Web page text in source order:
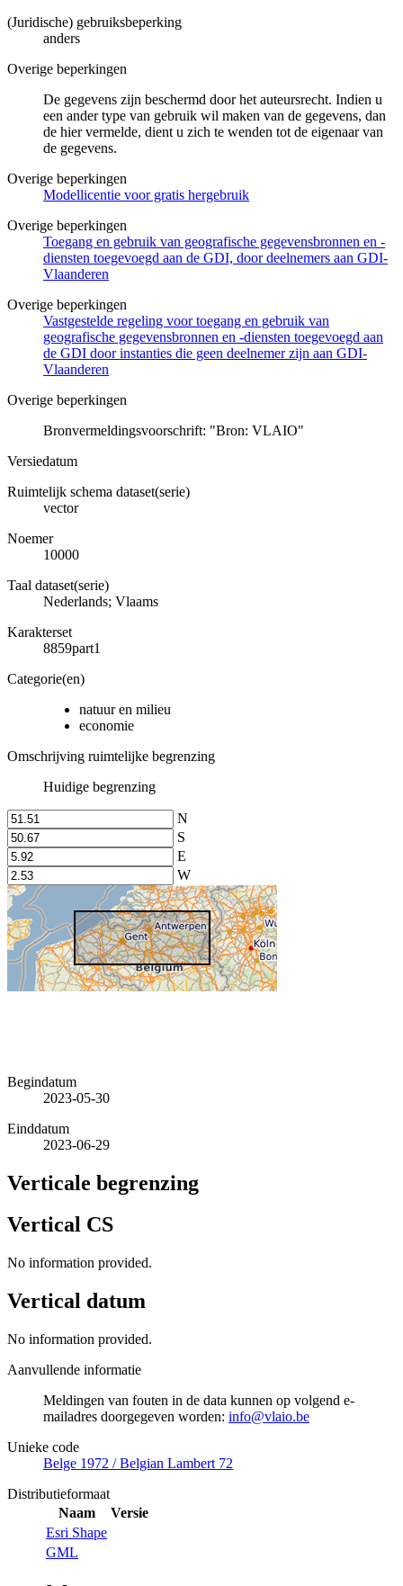
(Juridische) gebruiksbeperking
anders
Overige beperkingen
De gegevens zijn beschermd door het auteursrecht. Indien u
een ander type van gebruik wil maken van de gegevens, dan
de hier vermelde, dient u zich te wenden tot de eigenaar van
de gegevens.
Overige beperkingen
Modellicentie voor gratis hergebruik
Overige beperkingen
Toegang en gebruik van geografische gegevensbronnen en -
diensten toegevoegd aan de GDI, door deelnemers aan GDI-
Vlaanderen
Overige beperkingen
Vastgestelde regeling voor toegang en gebruik van
geografische gegevensbronnen en -diensten toegevoegd aan
de GDI door instanties die geen deelnemer zijn aan GDI-
Vlaanderen
Overige beperkingen
Bronvermeldingsvoorschrift: "Bron: VLAIO"
Versiedatum
Ruimtelijk schema dataset(serie)
vector
Noemer
10000
Taal dataset(serie)
Nederlands; Vlaams
Karakterset
8859part1
Categorie(en)
natuur en milieu
economie
Omschrijving ruimtelijke begrenzing
Huidige begrenzing
N
S
E
W
Begindatum
2023-05-30
Einddatum
2023-06-29
Verticale begrenzing
Vertical CS
No information provided.
Vertical datum
No information provided.
Aanvullende informatie
Meldingen van fouten in de data kunnen op volgend e-
mailadres doorgegeven worden: info@vlaio.be
Unieke code
Belge 1972 / Belgian Lambert 72
Distributieformaat
Naam
Versie
Esri Shape
GML